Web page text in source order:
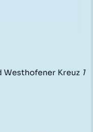
Westhofener Kreuz 1